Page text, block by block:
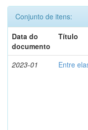
Conjunto de itens:
Data do
documento
Título
2023-01 Entre